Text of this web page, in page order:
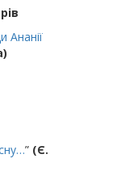
Ананії
” (Є.